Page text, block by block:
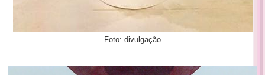
Foto: divulgação